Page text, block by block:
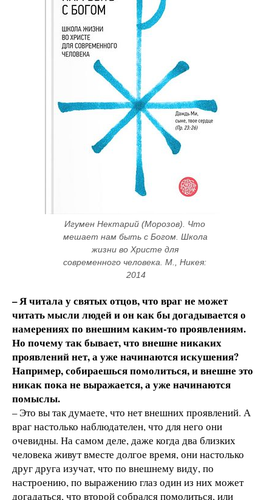
Игумен Нектарий (Морозов). Что
мешает нам быть с Богом. Школа
жизни во Христе для
современного человека. М., Никея:
2014
– Я читала у святых отцов, что враг не может
читать мысли людей и он как бы догадывается о
намерениях по внешним каким-то проявлениям.
Но почему так бывает, что внешне никаких
проявлений нет, а уже начинаются искушения?
Например, собираешься помолиться, и внешне это
никак пока не выражается, а уже начинаются
помыслы.
– Это вы так думаете, что нет внешних проявлений. А
враг настолько наблюдателен, что для него они
очевидны. На самом деле, даже когда два близких
человека живут вместе долгое время, они настолько
друг друга изучат, что по внешнему виду, по
настроению, по выражению глаз один из них может
догадаться, что второй собрался помолиться, или